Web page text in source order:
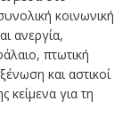
κοινωνική
ανεργία,
πτωτική
και αστικοί
κείμενα για τη